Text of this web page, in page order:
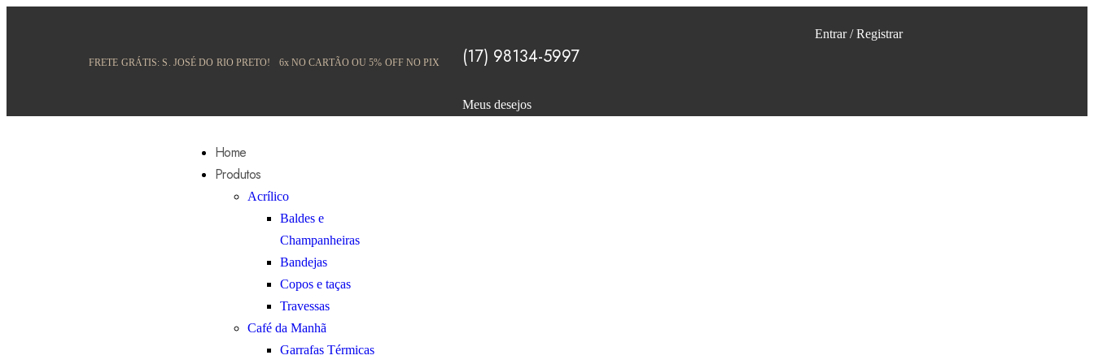
FRETE GRÁTIS:S. JOSÉ DO RIO PRETO! 6x NO CARTÃO OU 5% OFF NO PIX (17) 98134-5997
Meus desejos
Entrar / Registrar
Home
Produtos
Acrílico
Baldes e
Champanheiras
Bandejas
Copos e taças
Travessas
Café da Manhã
Garrafas Térmicas